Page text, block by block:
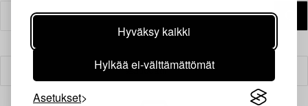
Hyväksy kaikki
Hylkää ei-välttämättömät
Asetukset
Suodatin